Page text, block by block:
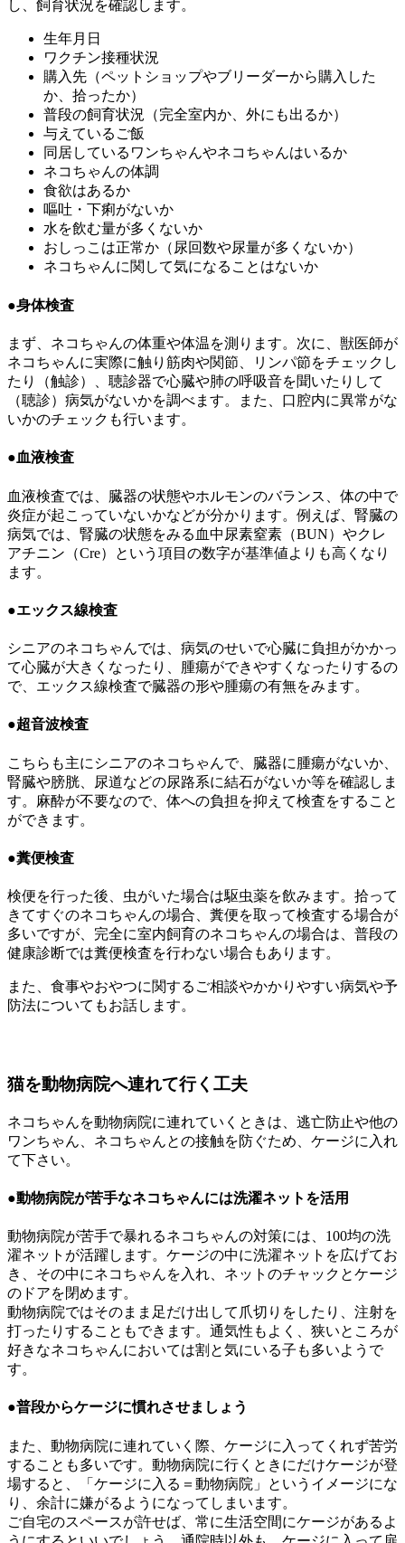
し、飼育状況を確認します。
生年月日
ワクチン接種状況
購入先（ペットショップやブリーダーから購入した
か、拾ったか）
普段の飼育状況（完全室内か、外にも出るか）
与えているご飯
同居しているワンちゃんやネコちゃんはいるか
ネコちゃんの体調
食欲はあるか
嘔吐・下痢がないか
水を飲む量が多くないか
おしっこは正常か（尿回数や尿量が多くないか）
ネコちゃんに関して気になることはないか
●身体検査
まず、ネコちゃんの体重や体温を測ります。次に、獣医師が
ネコちゃんに実際に触り筋肉や関節、リンパ節をチェックし
たり（触診）、聴診器で心臓や肺の呼吸音を聞いたりして
（聴診）病気がないかを調べます。また、口腔内に異常がな
いかのチェックも行います。
●血液検査
血液検査では、臓器の状態やホルモンのバランス、体の中で
炎症が起こっていないかなどが分かります。例えば、腎臓の
病気では、腎臓の状態をみる血中尿素窒素（BUN）やクレ
アチニン（Cre）という項目の数字が基準値よりも高くなり
ます。
●エックス線検査
シニアのネコちゃんでは、病気のせいで心臓に負担がかかっ
て心臓が大きくなったり、腫瘍ができやすくなったりするの
で、エックス線検査で臓器の形や腫瘍の有無をみます。
●超音波検査
こちらも主にシニアのネコちゃんで、臓器に腫瘍がないか、
腎臓や膀胱、尿道などの尿路系に結石がないか等を確認しま
す。麻酔が不要なので、体への負担を抑えて検査をすること
ができます。
●糞便検査
検便を行った後、虫がいた場合は駆虫薬を飲みます。拾って
きてすぐのネコちゃんの場合、糞便を取って検査する場合が
多いですが、完全に室内飼育のネコちゃんの場合は、普段の
健康診断では糞便検査を行わない場合もあります。
また、食事やおやつに関するご相談やかかりやすい病気や予
防法についてもお話します。
猫を動物病院へ連れて行く工夫
ネコちゃんを動物病院に連れていくときは、逃亡防止や他の
ワンちゃん、ネコちゃんとの接触を防ぐため、ケージに入れ
て下さい。
●動物病院が苦手なネコちゃんには洗濯ネットを活用
動物病院が苦手で暴れるネコちゃんの対策には、100均の洗
濯ネットが活躍します。ケージの中に洗濯ネットを広げてお
き、その中にネコちゃんを入れ、ネットのチャックとケージ
のドアを閉めます。
動物病院ではそのまま足だけ出して爪切りをしたり、注射を
打ったりすることもできます。通気性もよく、狭いところが
好きなネコちゃんにおいては割と気にいる子も多いようで
す。
●普段からケージに慣れさせましょう
また、動物病院に連れていく際、ケージに入ってくれず苦労
することも多いです。動物病院に行くときにだけケージが登
場すると、「ケージに入る＝動物病院」というイメージにな
り、余計に嫌がるようになってしまいます。
ご自宅のスペースが許せば、常に生活空間にケージがあるよ